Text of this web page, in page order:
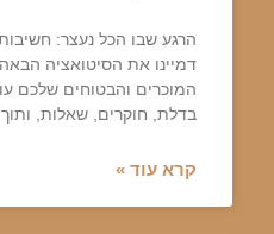
הרגע שבו הכל נעצר:
דמיינו את הסיטואציה
המוכרים והבטוחים שלכם
בדלת, חוקרים, שאלות,
קרא עוד »